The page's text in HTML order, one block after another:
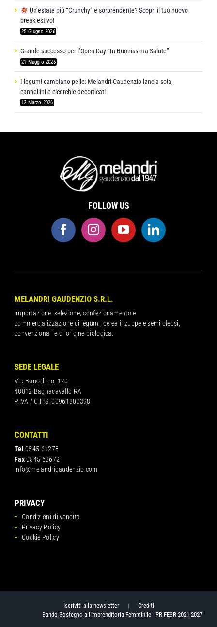
Un’estate più “Crunchy” e sorprendente? Scopri il tuo nuovo
break estivo!
25 Giugno 2026
Grande successo per l’Open Day “In Buonissima Salute”
21 Maggio 2026
I legumi cambiano pelle: Melandri Gaudenzio lancia soia,
cannellini e cicerchie decorticati
12 Marzo 2026
FOLLOW US
MELANDRI GAUDENZIO S.R.L.
Importazione, selezione, confezionamento e
commercializzazione di legumi, cereali, zuppe e semi oleosi,
convenzionali e di origine biologica.
SEDE LEGALE
Via Boncellino, 120
48012 Bagnacavallo RA
P.IVA / C.FIS. 00961800398
CONTATTI
Tel 0545 61278
Fax0545 63672
info@melandrigaudenzio.com
PRIVACY
Condizioni di vendita
Privacy Policy
Cookie Policy
Iscriviti alla newsletter| Crediti
Bando Sostegno all'imprenditoria Femminile - PR FESR 2021-2027